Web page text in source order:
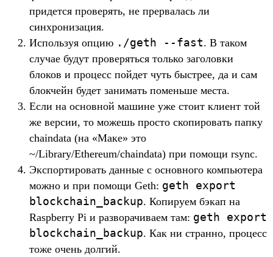
придется проверять, не прервалась ли
синхронизация.
Используя опцию ./geth --fast. В таком
случае будут проверяться только заголовки
блоков и процесс пойдет чуть быстрее, да и сам
блокчейн будет занимать поменьше места.
Если на основной машине уже стоит клиент той
же версии, то можешь просто скопировать папку
chaindata (на «Маке» это
~/Library/Ethereum/chaindata) при помощи rsync.
Экспортировать данные с основного компьютера
можно и при помощи Geth: geth export
blockchain_backup. Копируем бэкап на
Raspberry Pi и разворачиваем там: geth export
blockchain_backup. Как ни странно, процесс
тоже очень долгий.